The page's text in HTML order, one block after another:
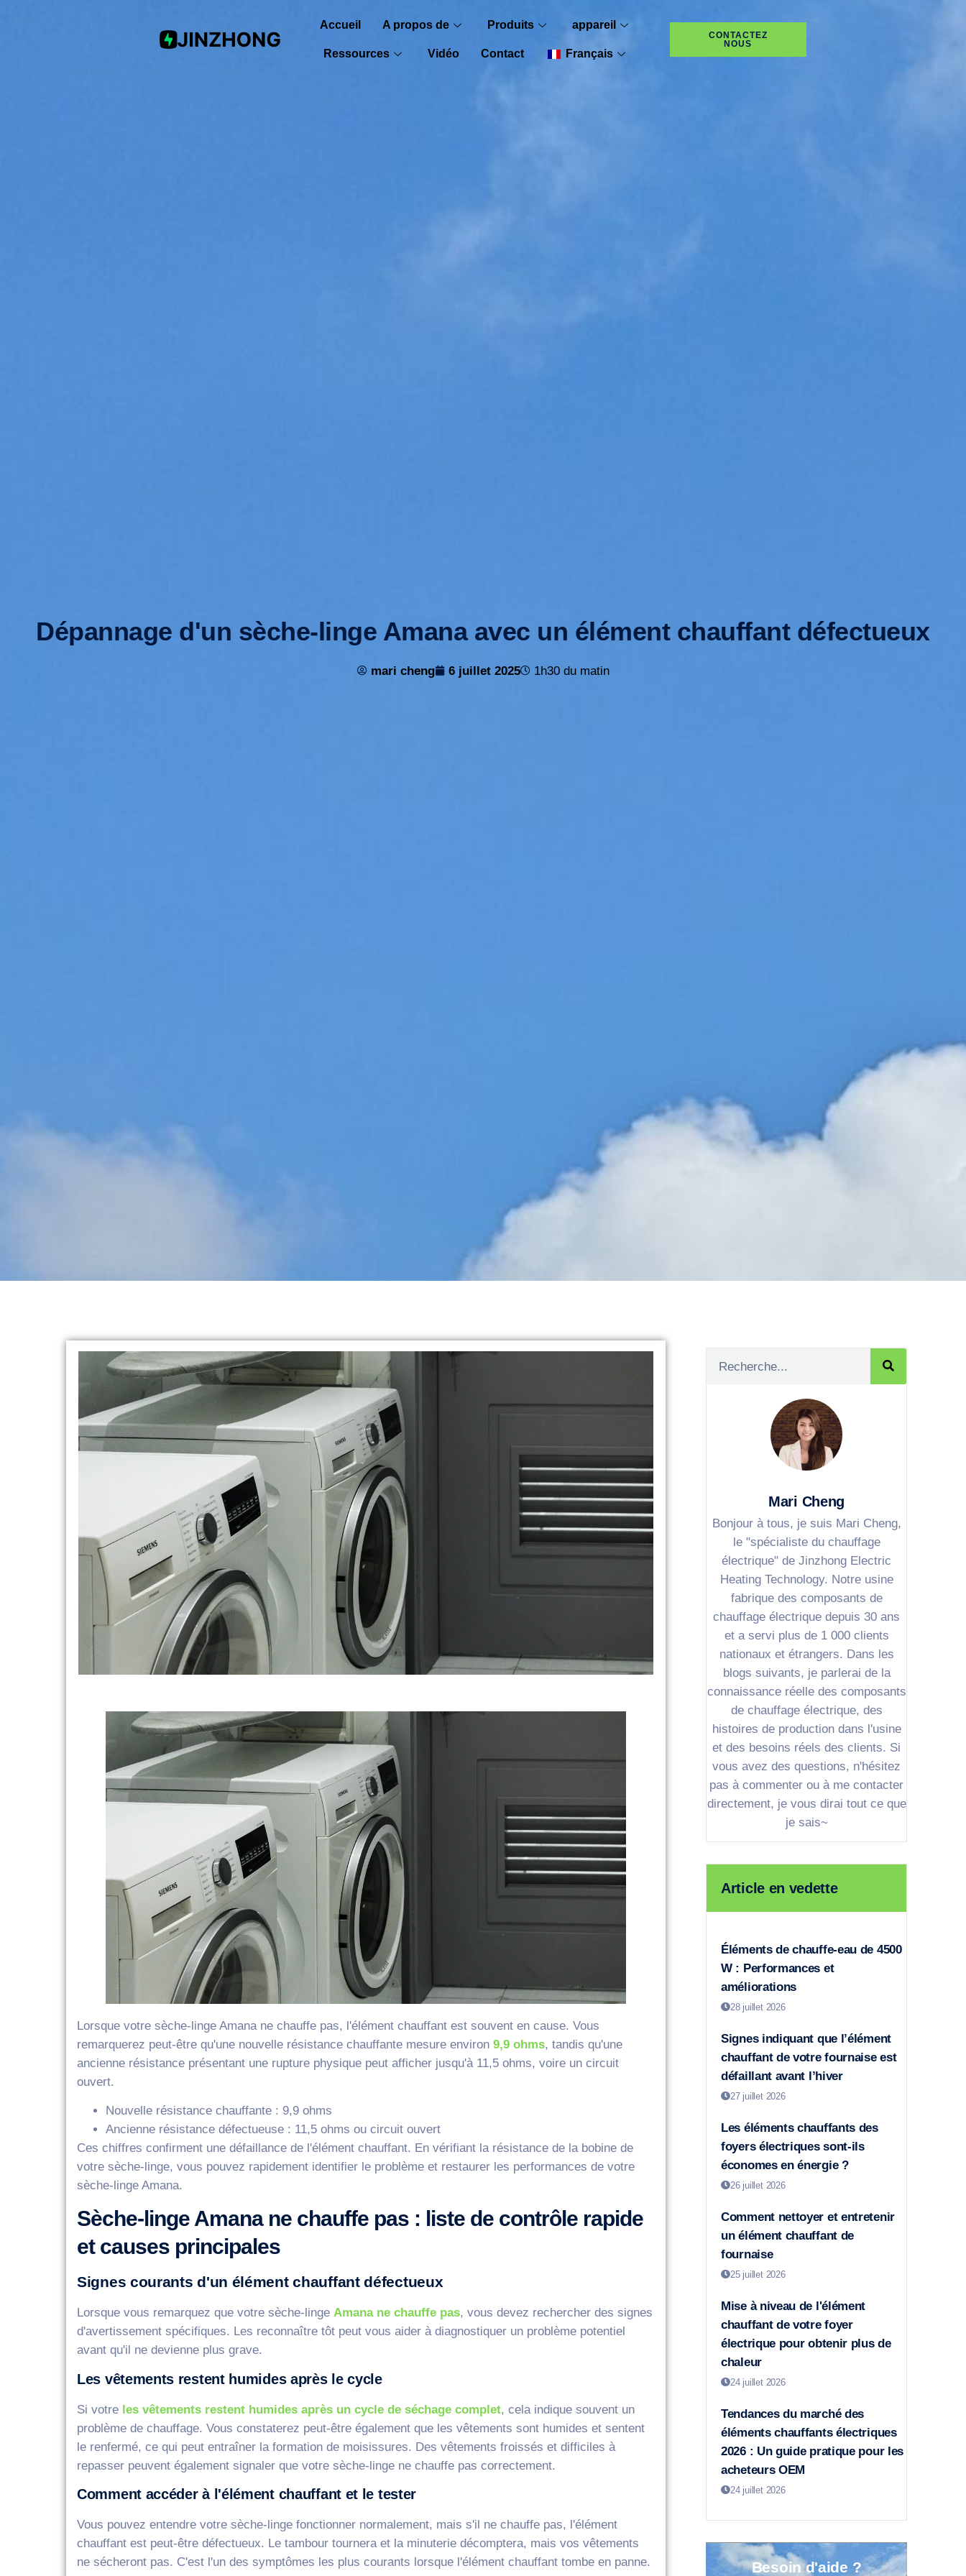
Accueil A propos de Produits appareil
Ressources Vidéo Contact Français
CONTACTEZ
NOUS
Dépannage d'un sèche-linge Amana avec un élément chauffant défectueux
mari cheng 6 juillet 2025 1h30 du matin
Lorsque votre sèche-linge Amana ne chauffe pas, l'élément chauffant est souvent en cause. Vous
remarquerez peut-être qu'une nouvelle résistance chauffante mesure environ 9,9 ohms , tandis qu'une
ancienne résistance présentant une rupture physique peut afficher jusqu'à 11,5 ohms, voire un circuit
ouvert.
Nouvelle résistance chauffante : 9,9 ohms
Ancienne résistance défectueuse : 11,5 ohms ou circuit ouvert
Ces chiffres confirment une défaillance de l'élément chauffant. En vérifiant la résistance de la bobine de
votre sèche-linge, vous pouvez rapidement identifier le problème et restaurer les performances de votre
sèche-linge Amana.
Sèche-linge Amana ne chauffe pas : liste de contrôle rapide
et causes principales
Signes courants d'un élément chauffant défectueux
Lorsque vous remarquez que votre sèche-linge Amana ne chauffe pas, vous devez rechercher des signes
d'avertissement spécifiques. Les reconnaître tôt peut vous aider à diagnostiquer un problème potentiel
avant qu'il ne devienne plus grave.
Les vêtements restent humides après le cycle
Si votre les vêtements restent humides après un cycle de séchage complet, cela indique souvent un
problème de chauffage. Vous constaterez peut-être également que les vêtements sont humides et sentent
le renfermé, ce qui peut entraîner la formation de moisissures. Des vêtements froissés et difficiles à
repasser peuvent également signaler que votre sèche-linge ne chauffe pas correctement.
Comment accéder à l'élément chauffant et le tester
Vous pouvez entendre votre sèche-linge fonctionner normalement, mais s'il ne chauffe pas, l'élément
chauffant est peut-être défectueux. Le tambour tournera et la minuterie décomptera, mais vos vêtements
ne sécheront pas. C'est l'un des symptômes les plus courants lorsque l'élément chauffant tombe en panne.
Mari Cheng
Bonjour à tous, je suis Mari Cheng,
le "spécialiste du chauffage
électrique" de Jinzhong Electric
Heating Technology. Notre usine
fabrique des composants de
chauffage électrique depuis 30 ans
et a servi plus de 1 000 clients
nationaux et étrangers. Dans les
blogs suivants, je parlerai de la
connaissance réelle des composants
de chauffage électrique, des
histoires de production dans l'usine
et des besoins réels des clients. Si
vous avez des questions, n'hésitez
pas à commenter ou à me contacter
directement, je vous dirai tout ce que
je sais~
Article en vedette
Éléments de chauffe-eau de 4500
W : Performances et
améliorations
28 juillet 2026
Signes indiquant que l’élément
chauffant de votre fournaise est
défaillant avant l’hiver
27 juillet 2026
Les éléments chauffants des
foyers électriques sont-ils
économes en énergie ?
26 juillet 2026
Comment nettoyer et entretenir
un élément chauffant de
fournaise
25 juillet 2026
Mise à niveau de l'élément
chauffant de votre foyer
électrique pour obtenir plus de
chaleur
24 juillet 2026
Tendances du marché des
éléments chauffants électriques
2026 : Un guide pratique pour les
acheteurs OEM
24 juillet 2026
Besoin d'aide ?